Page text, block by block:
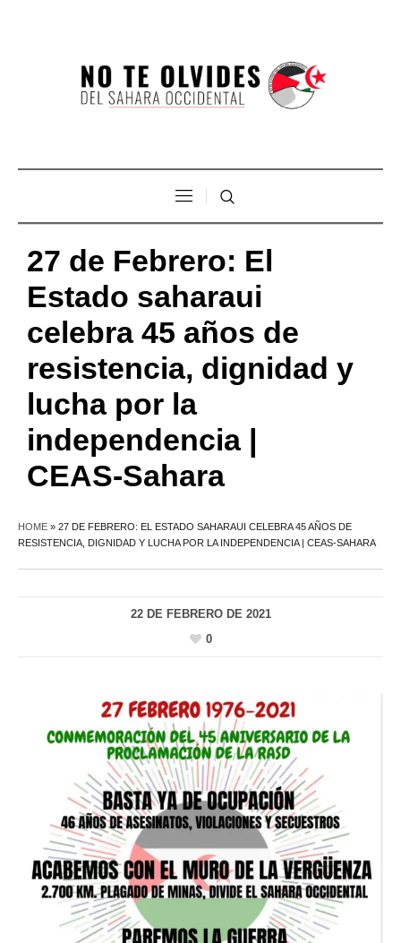
27 de Febrero: El
Estado saharaui
celebra 45 años de
resistencia, dignidad y
lucha por la
independencia |
CEAS-Sahara
HOME » 27 DE FEBRERO: EL ESTADO SAHARAUI CELEBRA 45 AÑOS DE
RESISTENCIA, DIGNIDAD Y LUCHA POR LA INDEPENDENCIA | CEAS-SAHARA
22 DE FEBRERO DE 2021
0